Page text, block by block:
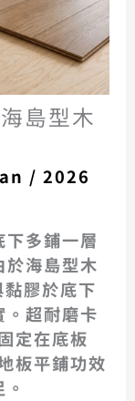
島型木
/2026
多鋪一層
於海島型木
膠於底下
。超耐磨卡
定在底板
板平鋪功效